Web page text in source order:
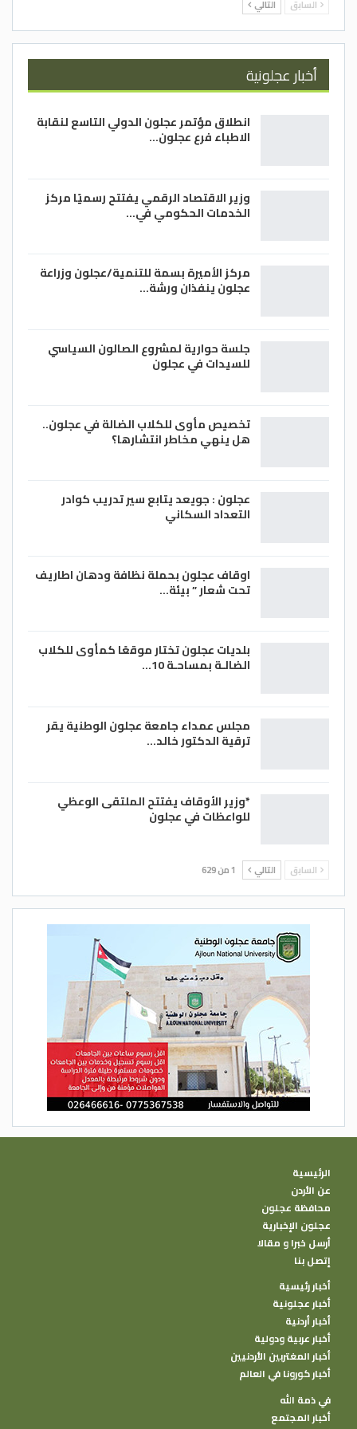
الإلكتروني للقيادة العامة للقوات المسلحة
الأردنية – الجيش العربي (WWW.jaf.mil.jo)، أو
متابعة الصحف المحلية للإطلاع على الشروط
والتعليمات، والحصول على المزيد من
المعلومات.
السابق التالي
أخبار عجلونية
انطلاق مؤتمر عجلون الدولي التاسع لنقابة
الاطباء فرع عجلون…
وزير الاقتصاد الرقمي يفتتح رسميًا مركز
الخدمات الحكومي في…
مركز الأميرة بسمة للتنمية/عجلون وزراعة
عجلون ينفذان ورشة…
جلسة حوارية لمشروع الصالون السياسي
للسيدات في عجلون
تخصيص مأوى للكلاب الضالة في عجلون..
هل ينهي مخاطر انتشارها؟
عجلون : جويعد يتابع سير تدريب كوادر
التعداد السكاني
اوقاف عجلون بحملة نظافة ودهان اطاريف
تحت شعار ” بيئة…
بلديات عجلون تختار موقعًا كمأوى للكلاب
الضالـة بمساحـة 10…
مجلس عمداء جامعة عجلون الوطنية يقر
ترقية الدكتور خالد…
*وزير الأوقاف يفتتح الملتقى الوعظي
للواعظات في عجلون
السابق التالي 1 من 629
الرئيسية
عن الأردن
محافظة عجلون
عجلون الإخبارية
أرسل خبرا و مقالا
إتصل بنا
أخبار رئيسية
أخبار عجلونية
أخبار أردنية
أخبار عربية ودولية
أخبار المغتربين الأردنيين
أخبار كورونا في العالم
في ذمة الله
أخبار المجتمع